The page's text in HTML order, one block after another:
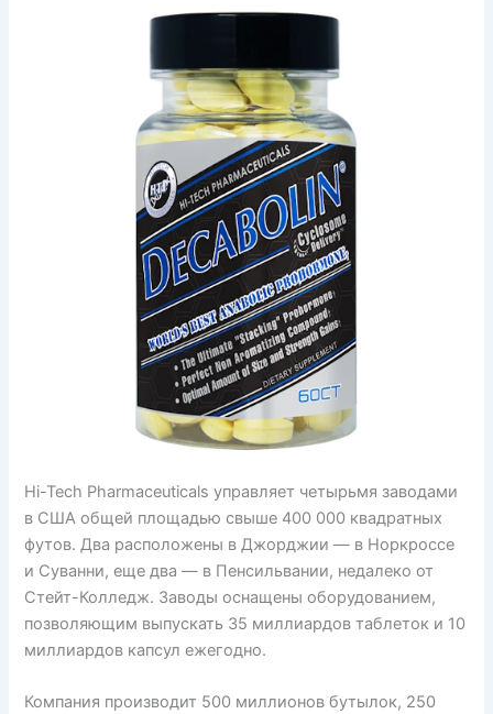
Hi-Tech Pharmaceuticals управляет четырьмя заводами
в США общей площадью свыше 400 000 квадратных
футов. Два расположены в Джорджии — в Норкроссе
и Суванни, еще два — в Пенсильвании, недалеко от
Стейт-Колледж. Заводы оснащены оборудованием,
позволяющим выпускать 35 миллиардов таблеток и 10
миллиардов капсул ежегодно.
Компания производит 500 миллионов бутылок, 250